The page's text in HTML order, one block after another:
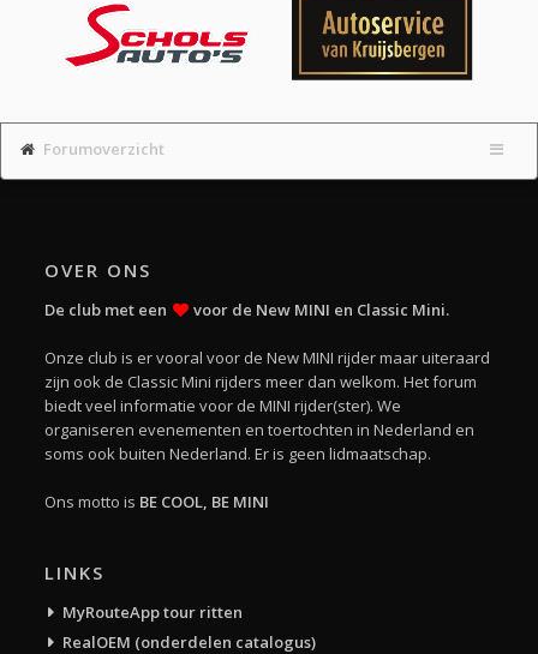
Forumoverzicht
OVER ONS
De club met een voor de New MINI en Classic Mini.
Onze club is er vooral voor de New MINI rijder maar uiteraard
zijn ook de Classic Mini rijders meer dan welkom. Het forum
biedt veel informatie voor de MINI rijder(ster). We
organiseren evenementen en toertochten in Nederland en
soms ook buiten Nederland. Er is geen lidmaatschap.
Ons motto is BE COOL, BE MINI
LINKS
MyRouteApp tour ritten
RealOEM (onderdelen catalogus)